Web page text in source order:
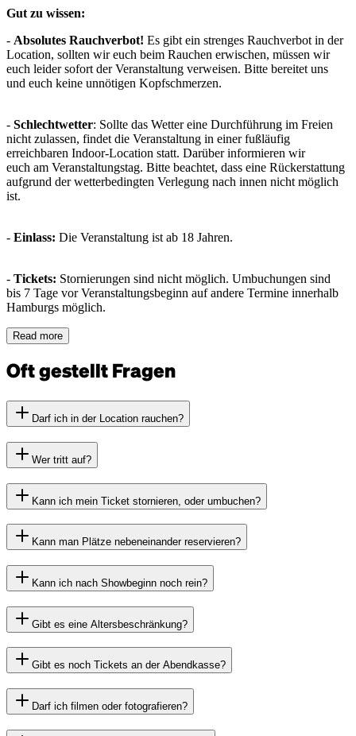
Gut zu wissen:
- Absolutes Rauchverbot! Es gibt ein strenges Rauchverbot in der
Location, sollten wir euch beim Rauchen erwischen, müssen wir
euch leider sofort der Veranstaltung verweisen. Bitte bereitet uns
und euch keine unnötigen Kopfschmerzen.
- Schlechtwetter: Sollte das Wetter eine Durchführung im Freien
nicht zulassen, findet die Veranstaltung in einer fußläufig
erreichbaren Indoor-Location statt. Darüber informieren wir
euch am Veranstaltungstag. Bitte beachtet, dass eine Rückerstattung
aufgrund der wetterbedingten Verlegung nach innen nicht möglich
ist.
- Einlass: Die Veranstaltung ist ab 18 Jahren.
- Tickets: Stornierungen sind nicht möglich. Umbuchungen sind
bis 7 Tage vor Veranstaltungsbeginn auf andere Termine innerhalb
Hamburgs möglich.
Read more
Oft gestellt Fragen
Darf ich in der Location rauchen?
Wer tritt auf?
Kann ich mein Ticket stornieren, oder umbuchen?
Kann man Plätze nebeneinander reservieren?
Kann ich nach Showbeginn noch rein?
Gibt es eine Altersbeschränkung?
Gibt es noch Tickets an der Abendkasse?
Darf ich filmen oder fotografieren?